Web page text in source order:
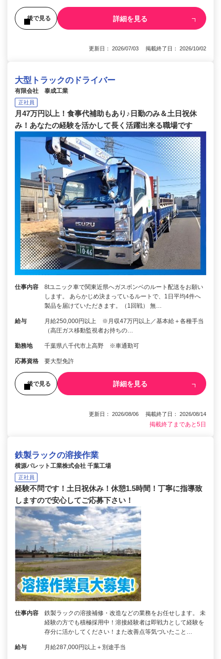
後で見る 詳細を見る
更新日： 2026/07/03 掲載終了日： 2026/10/02
大型トラックのドライバー
有限会社 泰成工業
正社員
月47万円以上！食事代補助もあり♪日勤のみ＆土日祝休
み！あなたの経験を活かして長く活躍出来る職場です
仕事内容
8tユニック車で関東近県へガスボンベのルート配送をお願い
します。 あらかじめ決まっているルートで、1日平均4件へ
製品を届けていただきます。（1回戦） 無…
給与
月給250,000円以上 ※月収47万円以上／基本給＋各種手当
（高圧ガス移動監視者お持ちの…
勤務地 千葉県八千代市上高野 ※車通勤可
応募資格 要大型免許
後で見る 詳細を見る
更新日： 2026/08/06 掲載終了日： 2026/08/14
掲載終了まであと5日
鉄製ラックの溶接作業
横源パレット工業株式会社 千葉工場
正社員
経験不問です！土日祝休み！休憩1.5時間！丁寧に指導致
しますので安心してご応募下さい！
仕事内容
鉄製ラックの溶接補修・改造などの業務をお任せします。 未
経験の方でも積極採用中！溶接経験者は即戦力として経験を
存分に活かしてください！また改善点等気づいたこと…
給与 月給287,000円以上＋別途手当